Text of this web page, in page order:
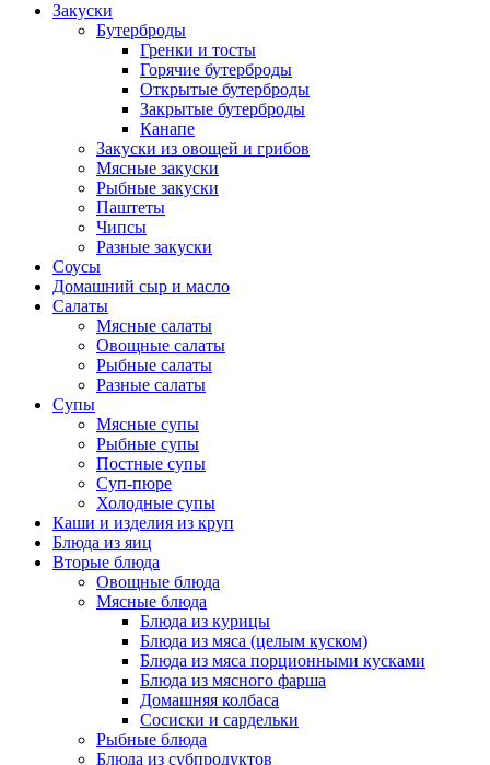
Закуски
Бутерброды
Гренки и тосты
Горячие бутерброды
Открытые бутерброды
Закрытые бутерброды
Канапе
Закуски из овощей и грибов
Мясные закуски
Рыбные закуски
Паштеты
Чипсы
Разные закуски
Соусы
Домашний сыр и масло
Салаты
Мясные салаты
Овощные салаты
Рыбные салаты
Разные салаты
Супы
Мясные супы
Рыбные супы
Постные супы
Суп-пюре
Холодные супы
Каши и изделия из круп
Блюда из яиц
Вторые блюда
Овощные блюда
Мясные блюда
Блюда из курицы
Блюда из мяса (целым куском)
Блюда из мяса порционными кусками
Блюда из мясного фарша
Домашняя колбаса
Сосиски и сардельки
Рыбные блюда
Блюда из субпродуктов